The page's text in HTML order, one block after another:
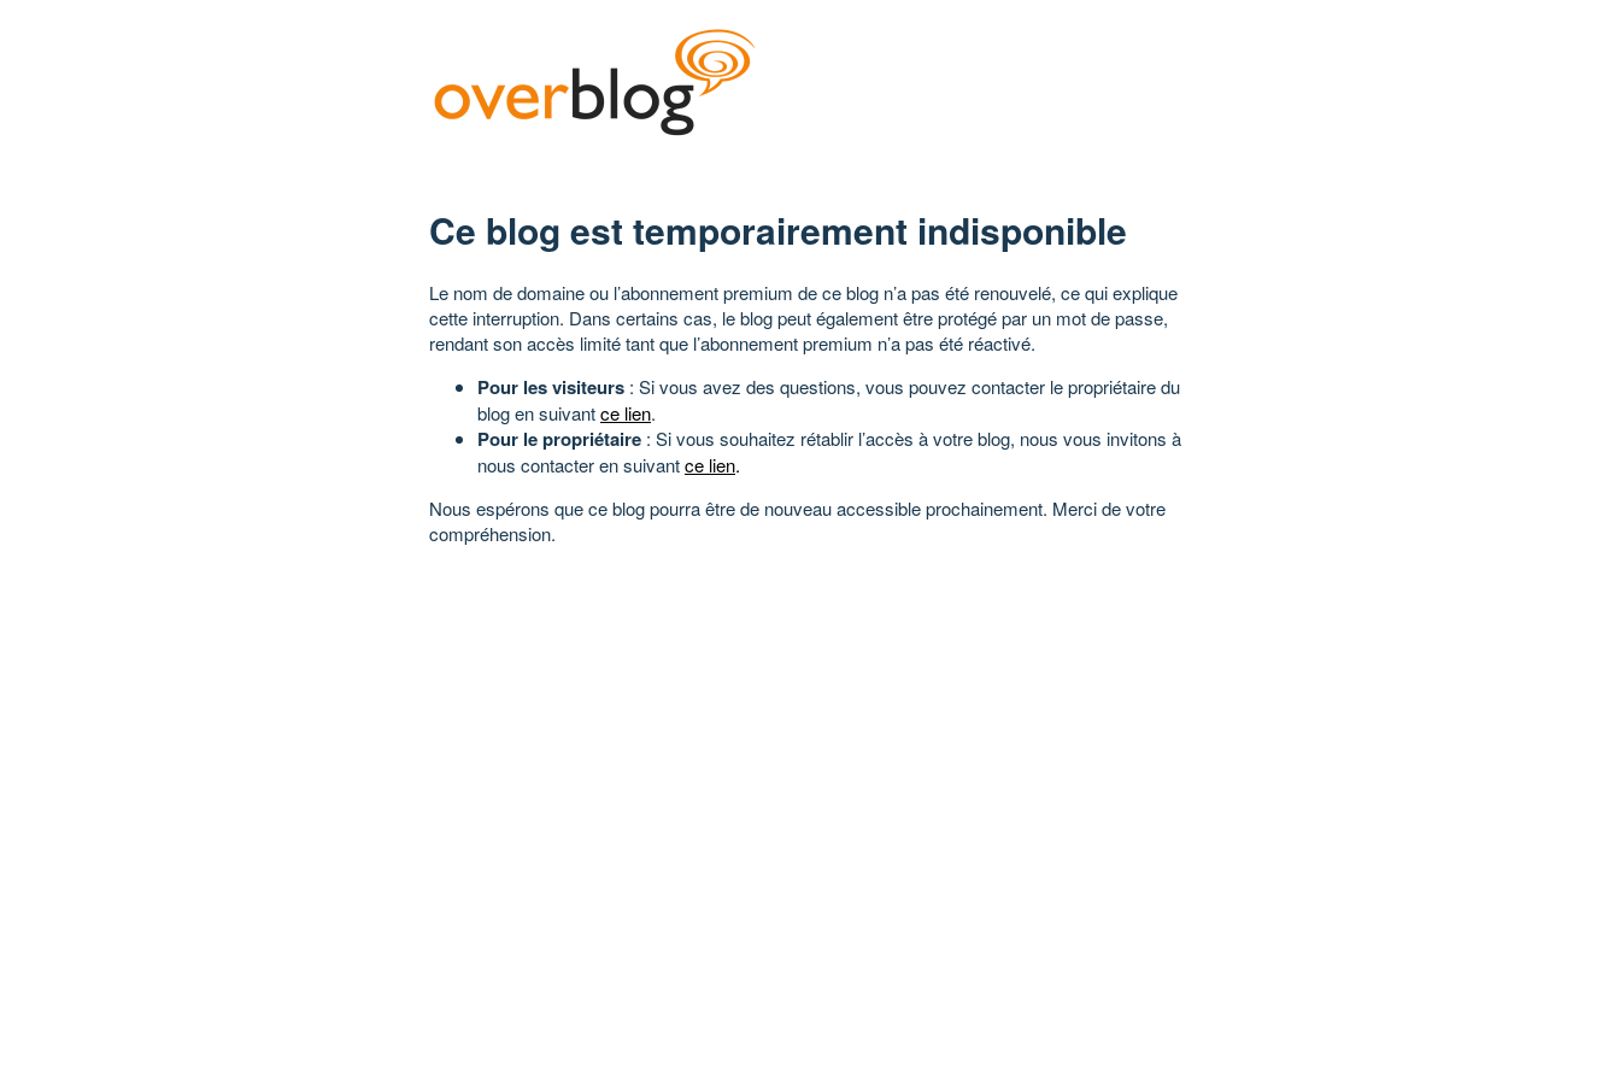
Ce blog est temporairement indisponible
Le nom de domaine ou l’abonnement premium de ce blog n’a pas été renouvelé, ce qui explique
cette interruption. Dans certains cas, le blog peut également être protégé par un mot de passe,
rendant son accès limité tant que l’abonnement premium n’a pas été réactivé.
Pour les visiteurs : Si vous avez des questions, vous pouvez contacter le propriétaire du
blog en suivantce lien.
Pour le propriétaire : Si vous souhaitez rétablir l’accès à votre blog, nous vous invitons à
nous contacter en suivantce lien.
Nous espérons que ce blog pourra être de nouveau accessible prochainement. Merci de votre
compréhension.